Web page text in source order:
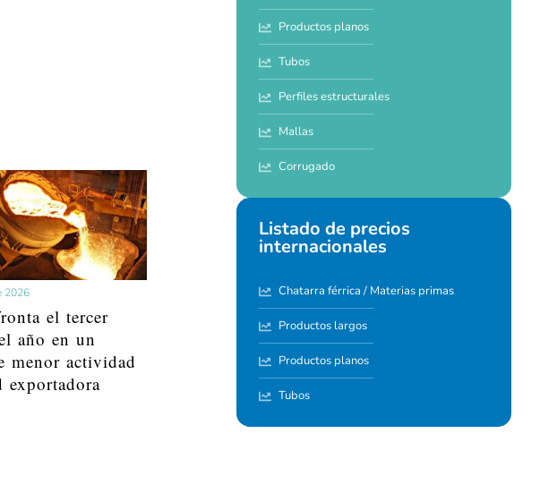
2026
el tercer
año en un
menor actividad
Productos planos
Tubos
Perfiles estructurales
Mallas
Corrugado
Listado de precios
internacionales
Chatarra férrica / Materias primas
Productos largos
Productos planos
Tubos